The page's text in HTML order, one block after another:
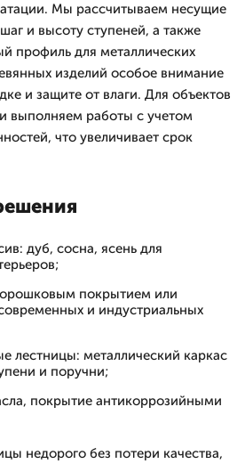
Мы рассчитываем несущие
и высоту ступеней, а также
профиль для металлических
изделий особое внимание
и защите от влаги. Для объектов
выполняем работы с учетом
что увеличивает срок
дуб, сосна, ясень для
покрытием или
и индустриальных
лестницы: металлический каркас
и поручни;
покрытие антикоррозийными
недорого без потери качества,